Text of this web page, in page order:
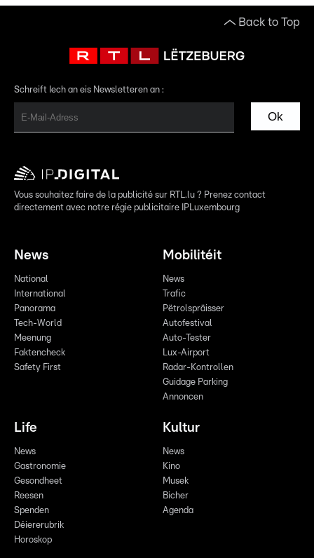
Back to Top
Schreift Iech an eis Newsletteren an :
Ok
Vous souhaitez faire de la publicité sur RTL.lu ? Prenez contact
directement avec notre régie publicitaire IPLuxembourg
News
National
International
Panorama
Tech-World
Meenung
Faktencheck
Safety First
Mobilitéit
News
Trafic
Pëtrolspräisser
Autofestival
Auto-Tester
Lux-Airport
Radar-Kontrollen
Guidage Parking
Annoncen
Life
News
Gastronomie
Gesondheet
Reesen
Spenden
Déiererubrik
Horoskop
Kultur
News
Kino
Musek
Bicher
Agenda